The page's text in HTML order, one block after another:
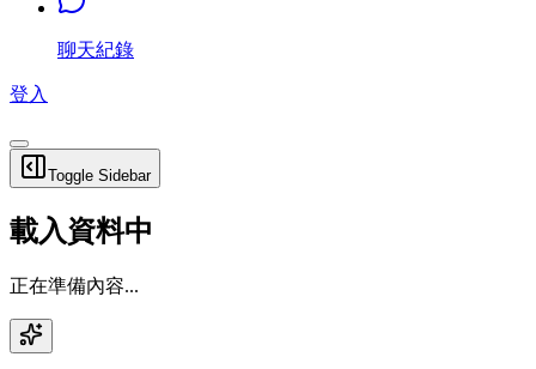
聊天紀錄
登入
Toggle Sidebar
載入資料中
正在準備內容...